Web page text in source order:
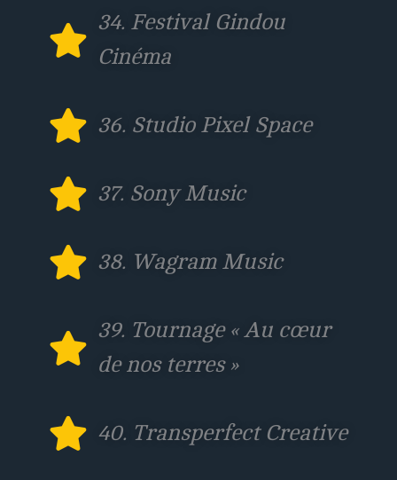
34. Festival Gindou
Cinéma
36. Studio Pixel Space
37. Sony Music
38. Wagram Music
39. Tournage « Au cœur
de nos terres »
40. Transperfect Creative